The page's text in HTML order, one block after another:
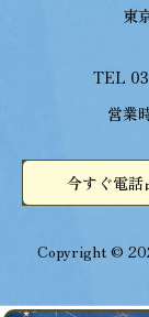
東
TEL
営業
今すぐ電話
Copyright ©